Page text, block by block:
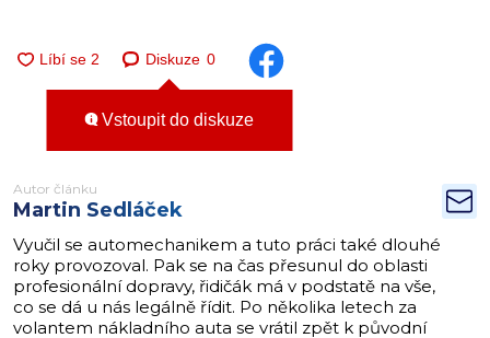
Diskuze 0
Vstoupit do diskuze
Autor článku
Martin Sedláček
Vyučil se automechanikem a tuto práci také dlouhé
roky provozoval. Pak se na čas přesunul do oblasti
profesionální dopravy, řidičák má v podstatě na vše,
co se dá u nás legálně řídit. Po několika letech za
volantem nákladního auta se vrátil zpět k původní